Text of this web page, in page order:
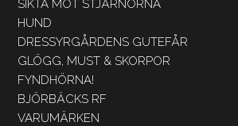
SIKTA MOT STJÄRNORNA
HUND
DRESSYRGÅRDENS GUTEFÅR
GLÖGG, MUST & SKORPOR
FYNDHÖRNA!
BJÖRBÄCKS RF
VARUMÄRKEN